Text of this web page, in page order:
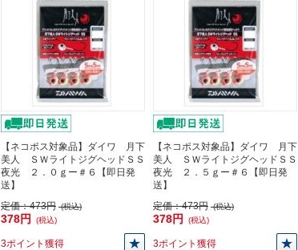
【ネコポス対象品】ダイワ 月下
美人 ＳＷライトジグヘッドＳＳ
夜光 ２．０ｇー＃６【即日発
送】
定価：473円 (税込)
378円 (税込)
3ポイント獲得
【ネコポス対象品】ダイワ 月下
美人 ＳＷライトジグヘッドＳＳ
夜光 ２．５ｇー＃６【即日発
送】
定価：473円 (税込)
378円 (税込)
3ポイント獲得